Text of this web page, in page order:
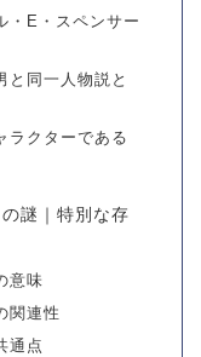
E・スペンサー
同一人物説と
ラクターである
謎｜特別な存
意味
関連性
通点